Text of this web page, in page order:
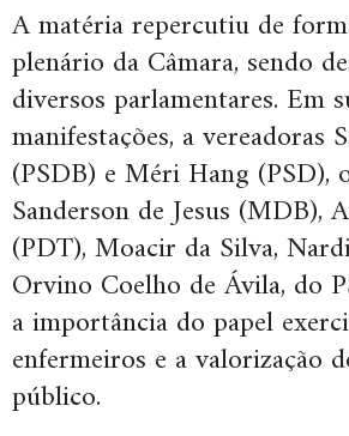
A matéria repercutiu de
plenário da Câmara, sendo
diversos parlamentares. Em
manifestações, a vereadoras
(PSDB) e Méri Hang (PSD),
Sanderson de Jesus (MDB),
(PDT), Moacir da Silva,
Orvino Coelho de Ávila, do
a importância do papel
enfermeiros e a valorização
público.